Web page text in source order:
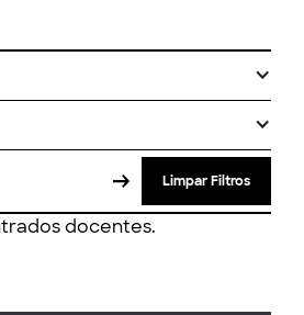
Limpar Filtros
docentes.